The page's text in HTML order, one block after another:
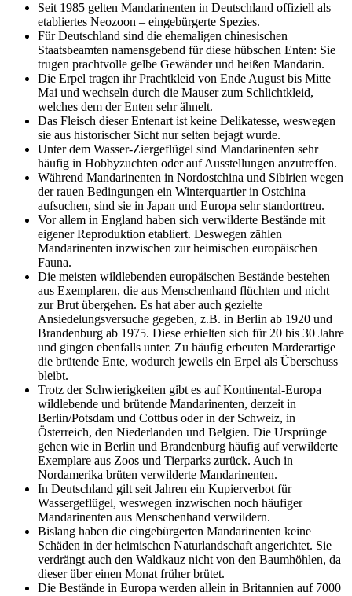
Seit 1985 gelten Mandarinenten in Deutschland offiziell als
etabliertes Neozoon – eingebürgerte Spezies.
Für Deutschland sind die ehemaligen chinesischen
Staatsbeamten namensgebend für diese hübschen Enten: Sie
trugen prachtvolle gelbe Gewänder und heißen Mandarin.
Die Erpel tragen ihr Prachtkleid von Ende August bis Mitte
Mai und wechseln durch die Mauser zum Schlichtkleid,
welches dem der Enten sehr ähnelt.
Das Fleisch dieser Entenart ist keine Delikatesse, weswegen
sie aus historischer Sicht nur selten bejagt wurde.
Unter dem Wasser-Ziergeflügel sind Mandarinenten sehr
häufig in Hobbyzuchten oder auf Ausstellungen anzutreffen.
Während Mandarinenten in Nordostchina und Sibirien wegen
der rauen Bedingungen ein Winterquartier in Ostchina
aufsuchen, sind sie in Japan und Europa sehr standorttreu.
Vor allem in England haben sich verwilderte Bestände mit
eigener Reproduktion etabliert. Deswegen zählen
Mandarinenten inzwischen zur heimischen europäischen
Fauna.
Die meisten wildlebenden europäischen Bestände bestehen
aus Exemplaren, die aus Menschenhand flüchten und nicht
zur Brut übergehen. Es hat aber auch gezielte
Ansiedelungsversuche gegeben, z.B. in Berlin ab 1920 und
Brandenburg ab 1975. Diese erhielten sich für 20 bis 30 Jahre
und gingen ebenfalls unter. Zu häufig erbeuten Marderartige
die brütende Ente, wodurch jeweils ein Erpel als Überschuss
bleibt.
Trotz der Schwierigkeiten gibt es auf Kontinental-Europa
wildlebende und brütende Mandarinenten, derzeit in
Berlin/Potsdam und Cottbus oder in der Schweiz, in
Österreich, den Niederlanden und Belgien. Die Ursprünge
gehen wie in Berlin und Brandenburg häufig auf verwilderte
Exemplare aus Zoos und Tierparks zurück. Auch in
Nordamerika brüten verwilderte Mandarinenten.
In Deutschland gilt seit Jahren ein Kupierverbot für
Wassergeflügel, weswegen inzwischen noch häufiger
Mandarinenten aus Menschenhand verwildern.
Bislang haben die eingebürgerten Mandarinenten keine
Schäden in der heimischen Naturlandschaft angerichtet. Sie
verdrängt auch den Waldkauz nicht von den Baumhöhlen, da
dieser über einen Monat früher brütet.
Die Bestände in Europa werden allein in Britannien auf 7000